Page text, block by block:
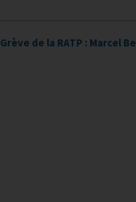
Grève de la RATP : Marcel